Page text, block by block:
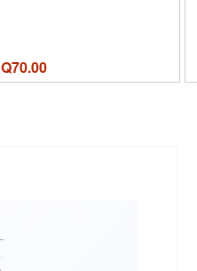
Q70.00